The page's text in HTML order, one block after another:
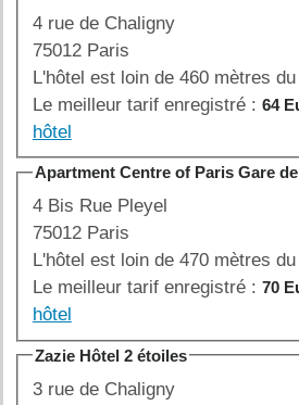
4 rue de Chaligny
75012 Paris
L'hôtel est loin de 460 mètres
Le meilleur tarif enregistré : 64
hôtel
Apartment Centre of Paris Gare
4 Bis Rue Pleyel
75012 Paris
L'hôtel est loin de 470 mètres
Le meilleur tarif enregistré : 70
hôtel
Zazie Hôtel 2 étoiles
3 rue de Chaligny